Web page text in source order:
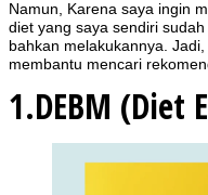
Namun, Karena saya ingin
diet yang saya sendiri
bahkan melakukannya.
membantu mencari
1.DEBM (Diet